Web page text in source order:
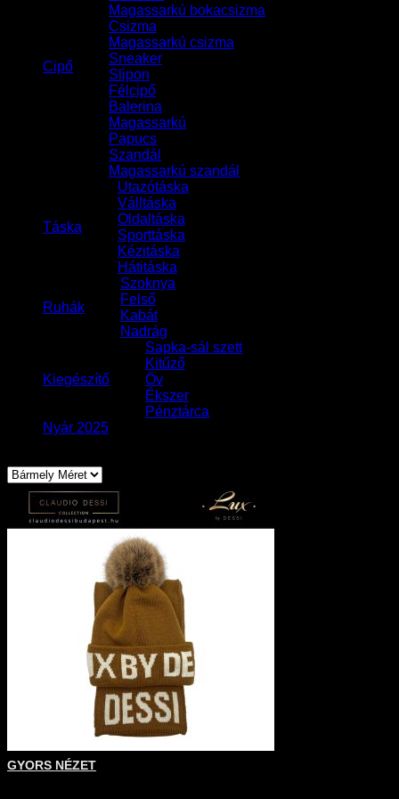
Cipő
Magassarkú bokacsizma
Csizma
Magassarkú csizma
Sneaker
Slipon
Félcipő
Balerina
Magassarkú
Papucs
Szandál
Magassarkú szandál
Táska
Utazótáska
Válltáska
Oldaltáska
Sporttáska
Kézitáska
Hátitáska
Ruhák
Szoknya
Felső
Kabát
Nadrág
Kiegészítő
Sapka-sál szett
Kitűző
Öv
Ékszer
Pénztárca
Nyár 2025
+
GYORS NÉZET